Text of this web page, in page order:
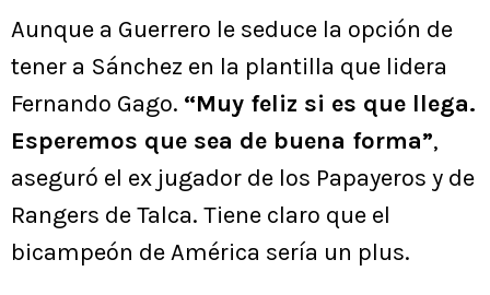
Aunque a Guerrero le seduce la opción de
tener a Sánchez en la plantilla que lidera
Fernando Gago. “Muy feliz si es que llega.
Esperemos que sea de buena forma”,
aseguró el ex jugador de los Papayeros y de
Rangers de Talca. Tiene claro que el
bicampeón de América sería un plus.